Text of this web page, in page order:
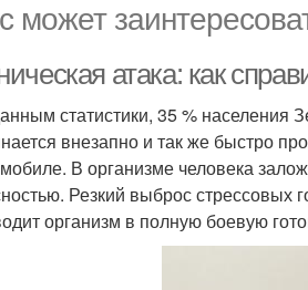
может
атака: как
статистики, 35 % населения
внезапно и так же быстро
В организме человека
Резкий выброс стрессовых
организм в полную боевую